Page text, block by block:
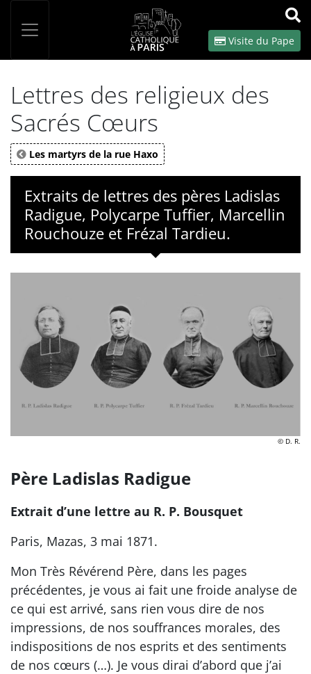
OK
Visite du Pape
Lettres des religieux des
Sacrés Cœurs
Les martyrs de la rue Haxo
Extraits de lettres des pères Ladislas
Radigue, Polycarpe Tuffier, Marcellin
Rouchouze et Frézal Tardieu.
© D. R.
Père Ladislas Radigue
Extrait d’une lettre au R. P. Bousquet
Paris, Mazas, 3 mai 1871.
Mon Très Révérend Père, dans les pages
précédentes, je vous ai fait une froide analyse de
ce qui est arrivé, sans rien vous dire de nos
impressions, de nos souffrances morales, des
indispositions de nos esprits et des sentiments
de nos cœurs (…). Je vous dirai d’abord que j’ai
Panneau de gestion des cookies